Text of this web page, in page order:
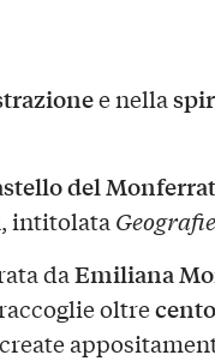
e nella
del
, intitolata
daEmiliana
oltre